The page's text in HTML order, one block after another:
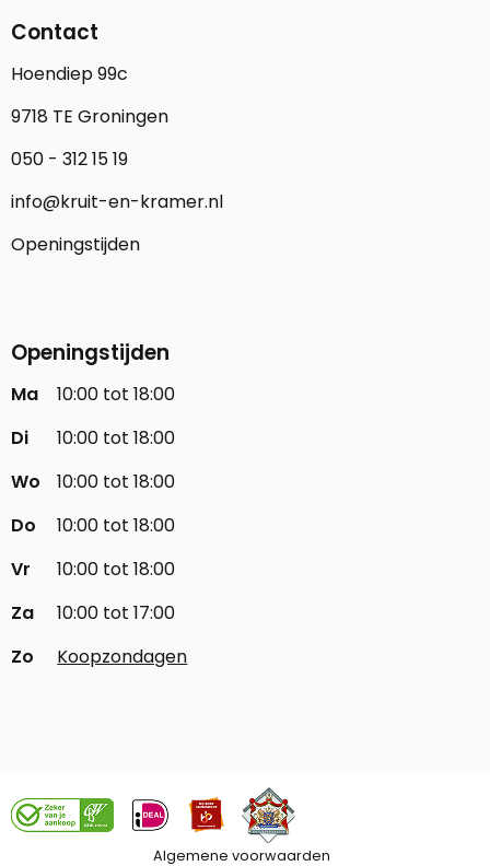
Contact
Hoendiep 99c
9718 TE Groningen
050 - 312 15 19
info@kruit-en-kramer.nl
Openingstijden
Openingstijden
Ma
10:00 tot 18:00
Di
10:00 tot 18:00
Wo
10:00 tot 18:00
Do
10:00 tot 18:00
Vr
10:00 tot 18:00
Za
10:00 tot 17:00
Zo
Koopzondagen
Algemene voorwaarden